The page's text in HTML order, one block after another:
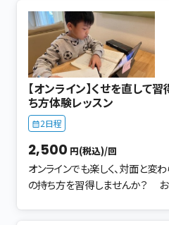
思われがちですが、達成感で自
講師の一方的な説明にならずに
式で、 自由に楽しく学んで頂きます。 ＜持ち物＞ いつも使
ているお箸
イライラしてしまう毎日を変えた
る・マナーを習わせたい ✔︎ 家でど
い お母さん・お父さん、お子さん
せんか？ ⭐️ レッスンの魅力 ✨ ポイント3つで習得！ 「持ち方のコ
ツ」を楽しく学べるから、 飽きずに
怒らず・褒めて教えるメソッド
P！ 親子のコミュニケーションも深まります。 ✨
るスキルに！ 正しく持つだけで、
楽しい時間」に変わります。 ✨ 達成感を感じられる体験 できる
ようになる喜びが自信につながる
ひとりに丁寧に対応します。 🌈 参加後の変化例 👦「持てるよ
うになって嬉しい！」 👩‍👦「食事
「毎日のイライラが減ってラクに！
【オンライン】くせを直して
ち方体験レッスン
2日程
2,500 円(税込)/回
オンラインでも楽しく、対面と変わらず伝
の持ち方を習得しませんか？